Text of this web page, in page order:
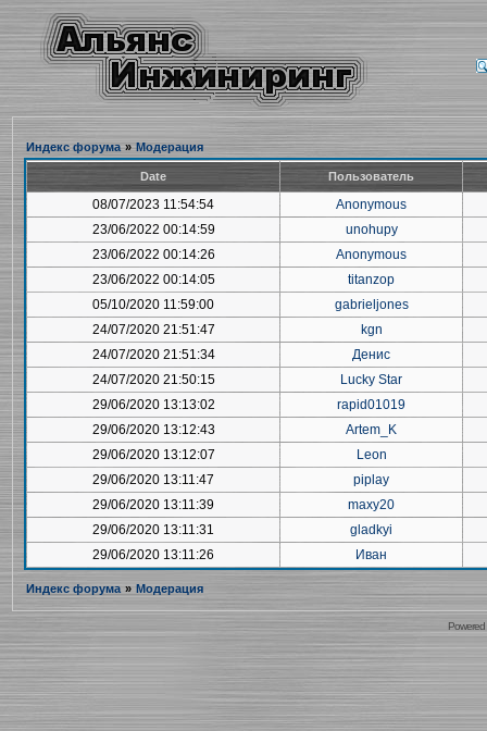
Индекс форума » Модерация
Date Пользователь
08/07/2023 11:54:54
Anonymous
23/06/2022 00:14:59
unohupy
23/06/2022 00:14:26
Anonymous
23/06/2022 00:14:05
titanzop
05/10/2020 11:59:00
gabrieljones
24/07/2020 21:51:47
kgn
24/07/2020 21:51:34
Денис
24/07/2020 21:50:15
Lucky Star
29/06/2020 13:13:02
rapid01019
29/06/2020 13:12:43
Artem_K
29/06/2020 13:12:07
Leon
29/06/2020 13:11:47
piplay
29/06/2020 13:11:39
maxy20
29/06/2020 13:11:31
gladkyi
29/06/2020 13:11:26
Иван
Индекс форума » Модерация